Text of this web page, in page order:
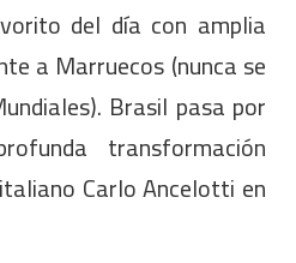
del día con amplia
a Marruecos (nunca se
Brasil pasa por
transformación
Carlo Ancelotti en